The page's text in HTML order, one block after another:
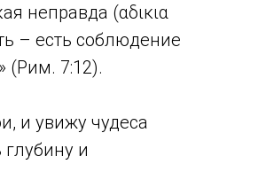
неправда (αδικια
– есть соблюдение
(Рим. 7:12).
и увижу чудеса
и